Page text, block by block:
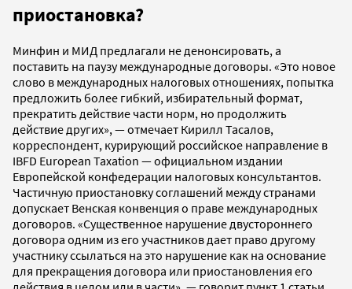
приостановка?
Минфин и МИД предлагали не денонсировать, а
поставить на паузу международные договоры. «Это новое
слово в международных налоговых отношениях, попытка
предложить более гибкий, избирательный формат,
прекратить действие части норм, но продолжить
действие других», — отмечает Кирилл Тасалов,
корреспондент, курирующий российское направление в
IBFD European Taxation — официальном издании
Европейской конфедерации налоговых консультантов.
Частичную приостановку соглашений между странами
допускает Венская конвенция о праве международных
договоров. «Существенное нарушение двустороннего
договора одним из его участников дает право другому
участнику ссылаться на это нарушение как на основание
для прекращения договора или приостановления его